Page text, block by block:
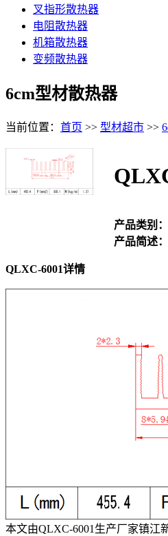
叉指形散热器
电阻散热器
机箱散热器
变频散热器
6cm型材散热器
当前位置： 首页 >> 型材超市 >>
产品类别：
产品简述：
QLXC-6001详情
本文由QLXC-6001生产厂家镇江